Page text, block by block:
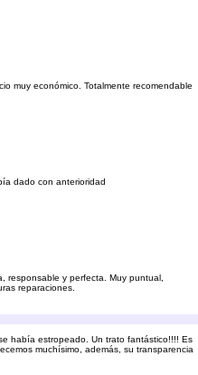
muy económico. Totalmente recomendable
dado con anterioridad
responsable y perfecta. Muy puntual,
reparaciones.
había estropeado. Un trato fantástico!!!! Es
muchísimo, además, su transparencia